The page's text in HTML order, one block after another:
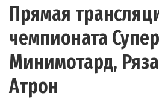
Прямая
чемпионата
Минимотард,
Атрон